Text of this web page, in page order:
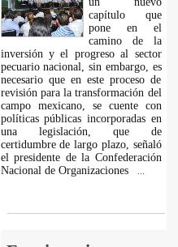
capítulo que
pone en el
camino de la
inversión y el progreso al sector
pecuario nacional, sin embargo, es
necesario que en este proceso de
revisión para la transformación del
campo mexicano, se cuente con
políticas públicas incorporadas en
una legislación, que de
certidumbre de largo plazo, señaló
el presidente de la Confederación
Nacional de Organizaciones